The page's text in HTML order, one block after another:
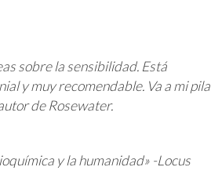
sobre la sensibilidad. Está
y muy recomendable. Va a mi pila
deRosewater.
y la humanidad» -Locus